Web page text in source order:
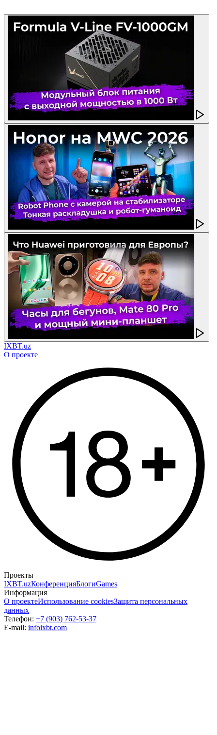
IXBT.uz
О проекте
Проекты
IXBT.uzКонференцияБлогиGames
Информация
О проектеИспользование cookiesЗащита персональных
данных
Телефон: +7 (903) 762-53-37
E-mail: infoixbt.com